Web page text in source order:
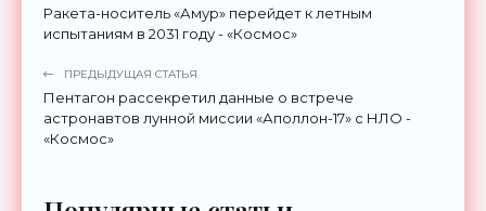
Ракета-носитель «Амур» перейдет к летным
испытаниям в 2031 году - «Космос»
ПРЕДЫДУЩАЯ СТАТЬЯ
Пентагон рассекретил данные о встрече
астронавтов лунной миссии «Аполлон-17» с НЛО -
«Космос»